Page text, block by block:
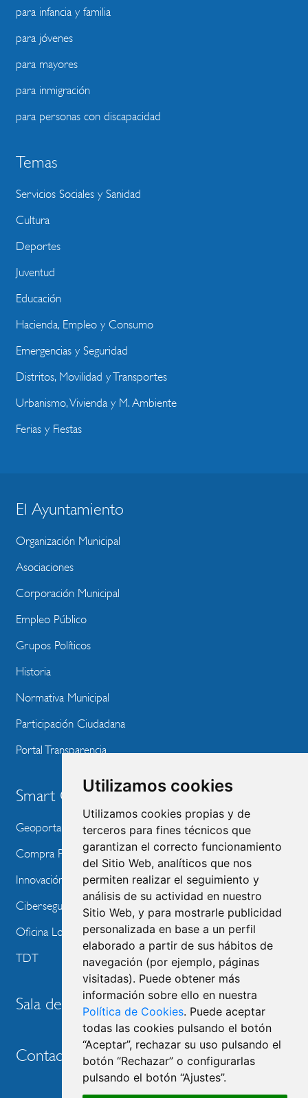
Utilizamos cookies
Utilizamos cookies propias y de
terceros para fines técnicos que
garantizan el correcto funcionamiento
del Sitio Web, analíticos que nos
permiten realizar el seguimiento y
análisis de su actividad en nuestro
Sitio Web, y para mostrarle publicidad
personalizada en base a un perfil
elaborado a partir de sus hábitos de
navegación (por ejemplo, páginas
visitadas). Puede obtener más
información sobre ello en nuestra
Política de Cookies. Puede aceptar
todas las cookies pulsando el botón
“Aceptar”, rechazar su uso pulsando el
botón “Rechazar” o configurarlas
pulsando el botón “Ajustes”.
para infancia y familia
para jóvenes
para mayores
para inmigración
para personas con discapacidad
Temas
Servicios Sociales y Sanidad
Cultura
Deportes
Juventud
Educación
Hacienda, Empleo y Consumo
Emergencias y Seguridad
Distritos, Movilidad y Transportes
Urbanismo, Vivienda y M. Ambiente
Ferias y Fiestas
BLOQUE
MENU
WEBSITE
El Ayuntamiento
Organización Municipal
Asociaciones
Corporación Municipal
Empleo Público
Grupos Políticos
Historia
Normativa Municipal
Participación Ciudadana
Portal Transparencia
Smart City
Geoportal
Compra Pública de Innovación
Innovación Tecnológica
Ciberseguridad
Oficina Local de Ayudas Públicas
TDT
Sala de prensa
Contacto